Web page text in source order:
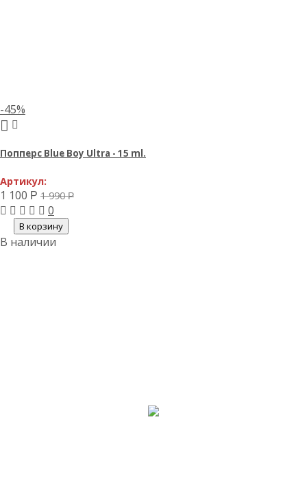
-45%
Попперс Blue Boy Ultra - 15 ml.
Артикул:
1 100 Р 1 990Р
0
В корзину
В наличии